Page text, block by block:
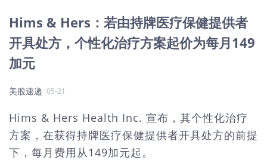
Hims & Hers：若由持牌医疗保健提供者
开具处方，个性化治疗方案起价为每月149
加元
美股速递 05-21
Hims & Hers Health Inc. 宣布，其个性化治疗
方案，在获得持牌医疗保健提供者开具处方的前提
下，每月费用从149加元起。